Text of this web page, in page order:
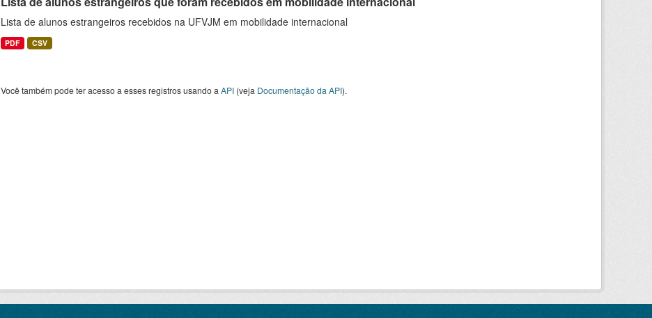
Lista de alunos estrangeiros recebidos na UFVJM em mobilidade internacional
PDF CSV
Você também pode ter acesso a esses registros usando a API(veja Documentação da API).